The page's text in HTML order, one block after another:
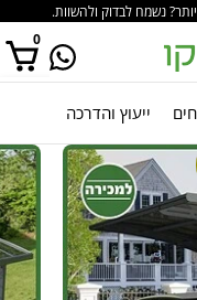
נשמח לבדוק ולהשוות.
0
מוצרים בסל הקניות.
ייעוץ והדרכה